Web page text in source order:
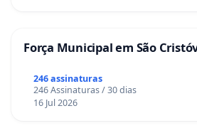
Força Municipal em São
246 assinaturas
246 Assinaturas / 30 dias
16 Jul 2026